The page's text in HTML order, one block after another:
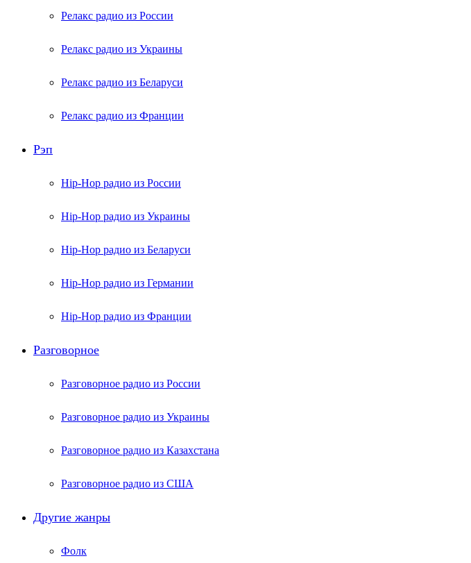
Релакс радио из России
Релакс радио из Украины
Релакс радио из Беларуси
Релакс радио из Франции
Рэп
Hip-Hop радио из России
Hip-Hop радио из Украины
Hip-Hop радио из Беларуси
Hip-Hop радио из Германии
Hip-Hop радио из Франции
Разговорное
Разговорное радио из России
Разговорное радио из Украины
Разговорное радио из Казахстана
Разговорное радио из США
Другие жанры
Фолк